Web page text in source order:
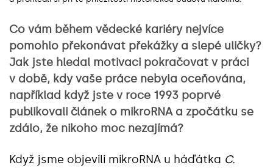
Co vám během vědecké kariéry nejvíce
pomohlo překonávat překážky a slepé uličky?
Jak jste hledal motivaci pokračovat v práci
v době, kdy vaše práce nebyla oceňována,
například když jste v roce 1993 poprvé
publikovali článek o mikroRNA a zpočátku se
zdálo, že nikoho moc nezajímá?
Když jsme objevili mikroRNA u háďátka C.